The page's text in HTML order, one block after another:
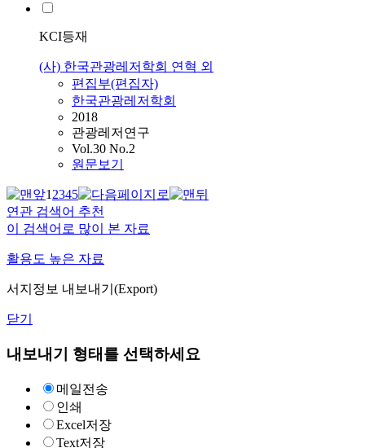
KCI등재
(사) 한국관광레저학회 연혁 외
편집부(편집자)
한국관광레저학회
2018
관광레저연구
Vol.30 No.2
원문보기
12345
연관 검색어 추천
이 검색어로 많이 본 자료
활용도 높은 자료
서지정보 내보내기(Export)
닫기
내보내기 형태를 선택하세요
메일전송
인쇄
Excel저장
Text저장